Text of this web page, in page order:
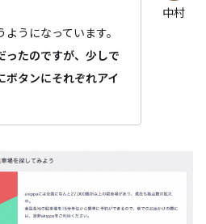
うになっています。
ったのですが、少しで
ボタンにそれぞれアイ
中村